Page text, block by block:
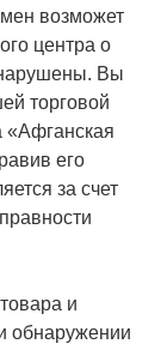
возможет
центра о
Вы
торговой
«Афганская
его
за счет
и
обнаружении